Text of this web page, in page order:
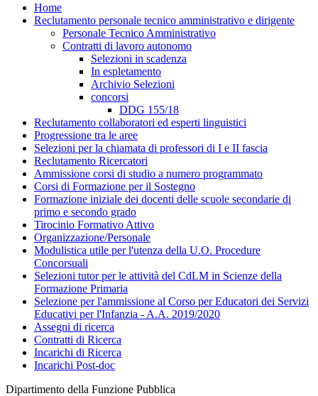
Home
Reclutamento personale tecnico amministrativo e dirigente
Personale Tecnico Amministrativo
Contratti di lavoro autonomo
Selezioni in scadenza
In espletamento
Archivio Selezioni
concorsi
DDG 155/18
Reclutamento collaboratori ed esperti linguistici
Progressione tra le aree
Selezioni per la chiamata di professori di I e II fascia
Reclutamento Ricercatori
Ammissione corsi di studio a numero programmato
Corsi di Formazione per il Sostegno
Formazione iniziale dei docenti delle scuole secondarie di
primo e secondo grado
Tirocinio Formativo Attivo
Organizzazione/Personale
Modulistica utile per l'utenza della U.O. Procedure
Concorsuali
Selezioni tutor per le attività del CdLM in Scienze della
Formazione Primaria
Selezione per l'ammissione al Corso per Educatori dei Servizi
Educativi per l'Infanzia - A.A. 2019/2020
Assegni di ricerca
Contratti di Ricerca
Incarichi di Ricerca
Incarichi Post-doc
Dipartimento della Funzione Pubblica